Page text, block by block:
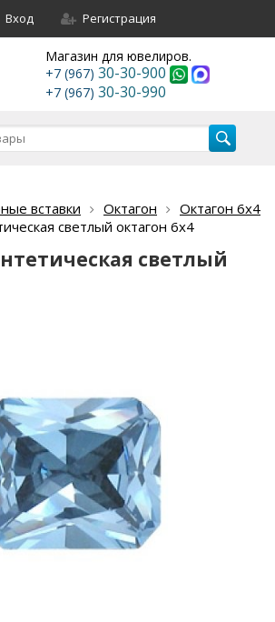
Вход Регистрация
Магазин для ювелиров.
+7 (967) 30-30-900
+7 (967) 30-30-990
вставки Октагон
Октагон 6х4
светлый октагон 6х4
светлый